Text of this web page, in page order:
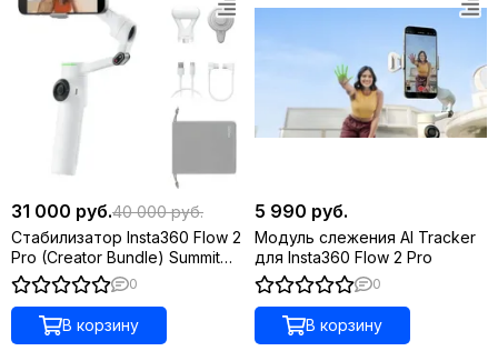
31 000 руб.40 000 руб.
Стабилизатор Insta360 Flow 2
Pro (Creator Bundle) Summit
White
0
В корзину
5 990 руб.
Модуль слежения Al Tracker
для Insta360 Flow 2 Pro
0
В корзину